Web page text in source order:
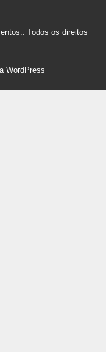
Todos os direitos
WordPress